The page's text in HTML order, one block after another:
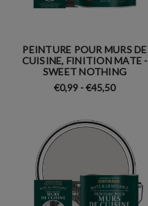
PEINTURE POUR MURS DE
CUISINE, FINITION MATE -
SWEET NOTHING
€0,99 - €45,50